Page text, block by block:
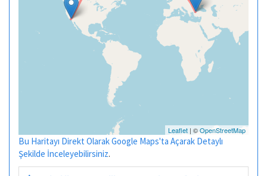
Leaflet | ©OpenStreetMap
Bu Haritayı Direkt Olarak Google Maps'ta Açarak Detaylı
Şekilde İnceleyebilirsiniz.